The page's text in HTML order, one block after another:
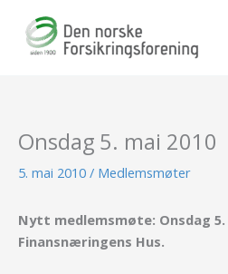
Onsdag 5. mai 2010
5. mai 2010 / Medlemsmøter
Nytt medlemsmøte: Onsdag 5.
Finansnæringens Hus.